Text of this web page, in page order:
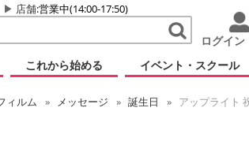
店舗:営業中(14:00-17:50)
ログイン
これから始める イベント・スクール
ィルム メッセージ 誕生日
アップライト